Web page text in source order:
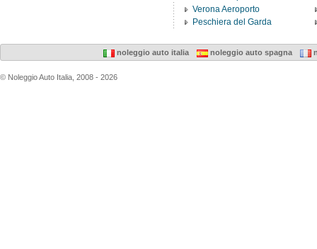
Verona Aeroporto
Peschiera del Garda
noleggio auto italia noleggio auto spagna
© Noleggio Auto Italia, 2008 - 2026